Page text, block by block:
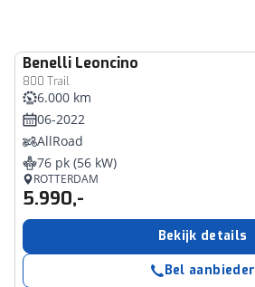
Benelli Leoncino
800 Trail
6.000 km
06-2022
AllRoad
76 pk (56 kW)
ROTTERDAM
5.990,-
Bekijk details
Bel aanbieder